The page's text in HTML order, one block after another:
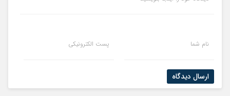
نام شما پست الکترونیکی
ارسال دیدگاه